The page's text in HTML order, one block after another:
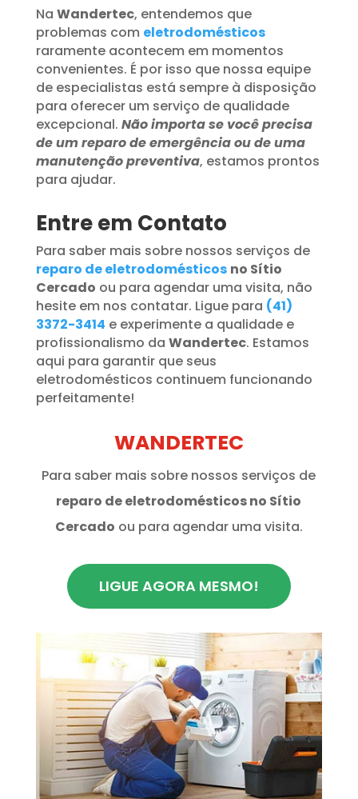
Na Wandertec, entendemos que
problemas com eletrodomésticos
raramente acontecem em momentos
convenientes. É por isso que nossa equipe
de especialistas está sempre à disposição
para oferecer um serviço de qualidade
excepcional. Não importa se você precisa
de um reparo de emergência ou de uma
manutenção preventiva, estamos prontos
para ajudar.
Entre em Contato
Para saber mais sobre nossos serviços de
reparo de eletrodomésticos no Sítio
Cercado ou para agendar uma visita, não
hesite em nos contatar. Ligue para (41)
3372-3414 e experimente a qualidade e
profissionalismo da Wandertec. Estamos
aqui para garantir que seus
eletrodomésticos continuem funcionando
perfeitamente!
WANDERTEC
Para saber mais sobre nossos serviços de
reparo de eletrodomésticos no Sítio
Cercado ou para agendar uma visita.
LIGUE AGORA MESMO!